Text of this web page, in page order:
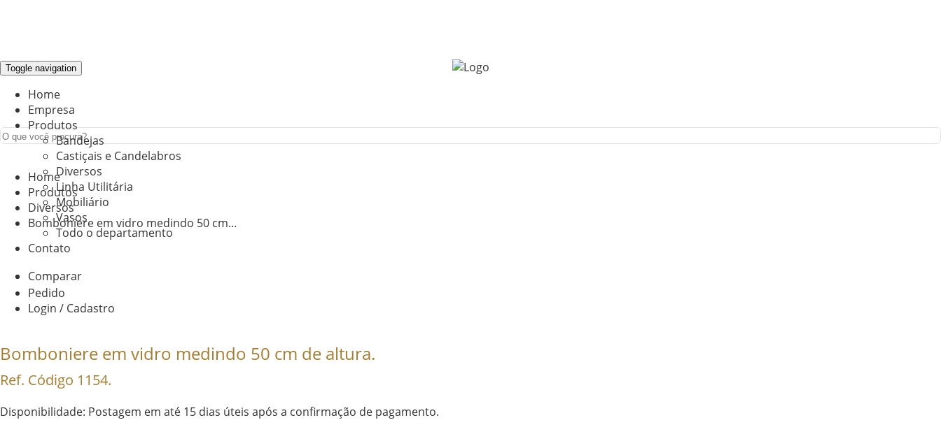
Toggle navigation
Home
Empresa
Produtos
Bandejas
Castiçais e Candelabros
Diversos
Linha Utilitária
Mobiliário
Vasos
Todo o departamento
Contato
Comparar
Pedido
Login / Cadastro
Home
Produtos
Diversos
Bomboniere em vidro medindo 50 cm...
Bomboniere em vidro medindo 50 cm de altura.
Ref. Código 1154.
Disponibilidade: Postagem em até 15 dias úteis após a confirmação de pagamento.